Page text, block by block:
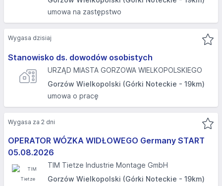
umowa na zastępstwo
Stanowisko ds. dowodów osobistych
URZĄD MIASTA GORZOWA WIELKOPOLSKIEGO
Gorzów Wielkopolski (Górki Noteckie - 19km)
umowa o pracę
Wygasa dzisiaj
OPERATOR WÓZKA WIDŁOWEGO Germany START
05.08.2026
TIM Tietze Industrie Montage GmbH
Gorzów Wielkopolski (Górki Noteckie - 19km)
Wygasa za 2 dni